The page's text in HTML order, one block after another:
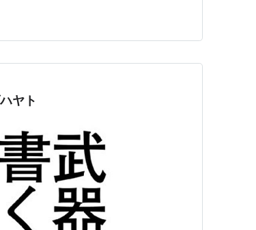
文章を読んでもらうためには最初に出し
ヤト